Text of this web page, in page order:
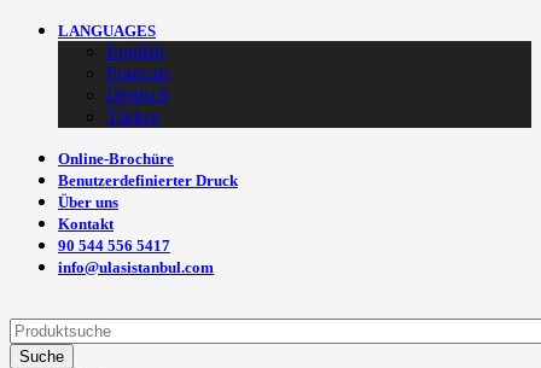
LANGUAGES
English
Français
Deutsch
Türkçe
Online-Brochüre
Benutzerdefinierter Druck
Über uns
Kontakt
90 544 556 5417
info@ulasistanbul.com
Suche